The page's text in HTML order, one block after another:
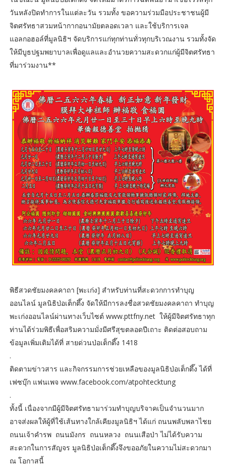
วันหลังปิดทำการในแต่ละวัน รวมทั้ง ขอความร่วมมือประชาชนผู้มี
จิตศรัทธาสวมหน้ากากอนามัยตลอดเวลา และใช้บริการเจล
แอลกอฮอล์ที่มูลนิธิฯ จัดบริการแก่ทุกท่านทั่วทุกบริเวณงาน รวมทั้งจัด
ให้มีบูธปฐมพยาบาลเพื่อดูแลและอำนวยความสะดวกแก่ผู้มีจิตศรัทธา
ที่มาร่วมงาน**
พิธีสวดชัยมงคลคาถา [พะเก่ง] สำหรับท่านที่สะดวกการทำบุญ
ออนไลน์ มูลนิธิป่อเต็กตึ๊ง จัดให้มีการลงชื่อสวดชัยมงคลคาถา ทำบุญ
พะเก่งออนไลน์ผ่านทางเว็บไซต์ www.pttfny.net ให้ผู้มีจิตศรัทธาทุก
ท่านได้ร่วมพิธีเพื่อสริมความมั่งมีศรีสุขตลอดปีเถาะ ติดต่อสอบถาม
ข้อมูลเพิ่มเติมได้ที่ สายด่วนป่อเต็กตึ๊ง 1418
.
ติดตามข่าวสาร และกิจกรรมการช่วยเหลือของมูลนิธิป่อเต็กตึ๊ง ได้ที่
เฟซบุ๊ก แฟนเพจ www.facebook.com/atpohtecktung
.
ทั้งนี้ เนื่องจากมีผู้มีจิตศรัทธามาร่วมทำบุญบริจาคเป็นจำนวนมาก
อาจส่งผลให้ผู้ที่ใช้เส้นทางใกล้เคียงมูลนิธิฯ ได้แก่ ถนนพลับพลาไชย
ถนนเจ้าคำรพ ถนนมังกร ถนนหลวง ถนนเสือป่า ไม่ได้รับความ
สะดวกในการสัญจร มูลนิธิป่อเต็กตึ๊งจึงขออภัยในความไม่สะดวกมา
ณ โอกาสนี้